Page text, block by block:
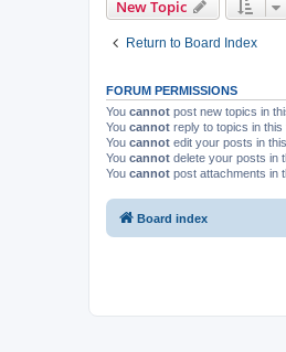
New Topic
Return to Board Index
FORUM PERMISSIONS
You cannot post new topics in
You cannot reply to topics in this
You cannot edit your posts in
You cannot delete your posts in
You cannot post attachments in
Board index